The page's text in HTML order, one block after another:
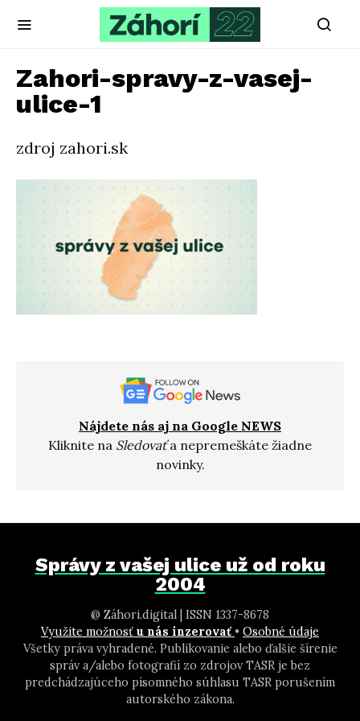
Zahori-spravy-z-vasej-
ulice-1
zdroj zahori.sk
Nájdete nás aj na Google NEWS
Kliknite na Sledovaťa nepremeškáte žiadne
novinky.
Správy z vašej ulice už od roku
2004
@ Záhori.digital | ISSN 1337-8678
Využite možnosť u nás inzerovať • Osobné údaje
Všetky práva vyhradené. Publikovanie alebo ďalšie šírenie
správ a/alebo fotografií zo zdrojov TASR je bez
predchádzajúceho písomného súhlasu TASR porušením
autorského zákona.